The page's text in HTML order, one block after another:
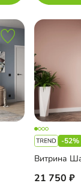
-52%
Витрина
21 750